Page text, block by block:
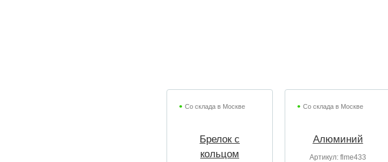
Со склада в Москве
Брелок с
кольцом
Со склада в Москве
Алюминий
Артикул: flme433